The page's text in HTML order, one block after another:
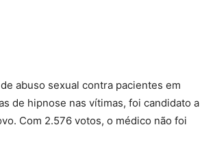
abuso sexual contra pacientes em
de hipnose nas vítimas, foi candidato a
Com 2.576 votos, o médico não foi